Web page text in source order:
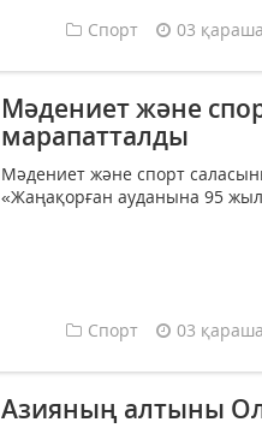
Спорт 03
Мәдениет және
марапатталды
Мәдениет және спорт
«Жаңақорған ауданына 95
Спорт 03
Азияның алтыны